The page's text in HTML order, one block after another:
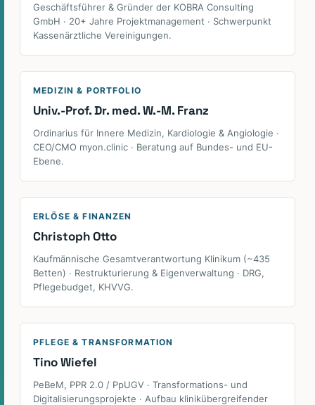
Geschäftsführer & Gründer der KOBRA Consulting
GmbH · 20+ Jahre Projektmanagement · Schwerpunkt
Kassenärztliche Vereinigungen.
MEDIZIN & PORTFOLIO
Univ.-Prof. Dr. med. W.-M. Franz
Ordinarius für Innere Medizin, Kardiologie & Angiologie ·
CEO/CMO myon.clinic · Beratung auf Bundes- und EU-
Ebene.
ERLÖSE & FINANZEN
Christoph Otto
Kaufmännische Gesamtverantwortung Klinikum (~435
Betten) · Restrukturierung & Eigenverwaltung · DRG,
Pflegebudget, KHVVG.
PFLEGE & TRANSFORMATION
Tino Wiefel
PeBeM, PPR 2.0 / PpUGV · Transformations- und
Digitalisierungsprojekte · Aufbau klinikübergreifender